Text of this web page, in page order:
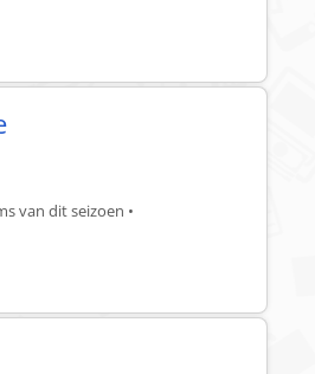
van dit seizoen •